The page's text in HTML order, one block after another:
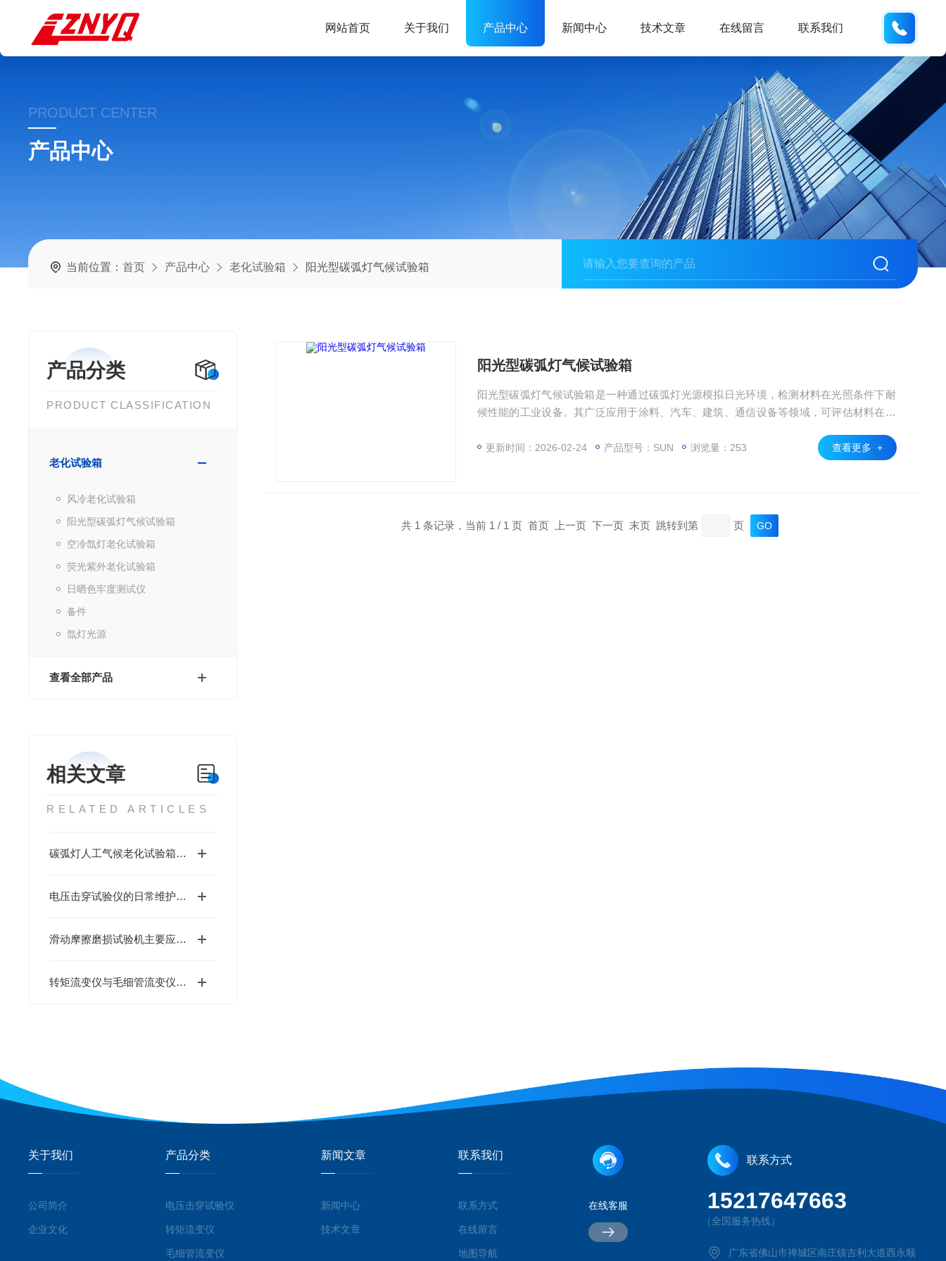
网站首页 关于我们 产品中心 新闻中心 技术文章 在线留言 联系我们
PRODUCT CENTER
产品中心
当前位置：首页 产品中心 老化试验箱 阳光型碳弧灯气候试验箱
产品分类
PRODUCT CLASSIFICATION
老化试验箱
风冷老化试验箱
阳光型碳弧灯气候试验箱
空冷氙灯老化试验箱
荧光紫外老化试验箱
日晒色牢度测试仪
备件
氙灯光源
查看全部产品
相关文章
RELATED ARTICLES
碳弧灯人工气候老化试验箱：材料耐候性加速测试核心装备
电压击穿试验仪的日常维护与保养
滑动摩擦磨损试验机主要应用于材料研究
转矩流变仪与毛细管流变仪的区别
阳光型碳弧灯气候试验箱
阳光型碳弧灯气候试验箱是一种通过碳弧灯光源模拟日光环境，检测材料在光照条件下耐
候性能的工业设备。其广泛应用于涂料、汽车、建筑、通信设备等领域，可评估材料在特
更新时间：2026-02-24 产品型号：SUN 浏览量：253 查看更多 +
共 1 条记录，当前 1 / 1 页 首页 上一页 下一页 末页 跳转到第 页
关于我们
公司简介
企业文化
产品分类
电压击穿试验仪
转矩流变仪
毛细管流变仪
新闻文章
新闻中心
技术文章
联系我们
联系方式
在线留言
地图导航
在线客服
联系方式
15217647663
（全国服务热线）
广东省佛山市禅城区南庄镇吉利大道西永顺